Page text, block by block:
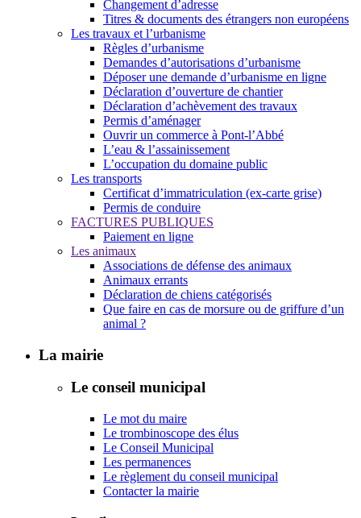
Changement d’adresse
Titres & documents des étrangers non européens
Les travaux et l’urbanisme
Règles d’urbanisme
Demandes d’autorisations d’urbanisme
Déposer une demande d’urbanisme en ligne
Déclaration d’ouverture de chantier
Déclaration d’achèvement des travaux
Permis d’aménager
Ouvrir un commerce à Pont-l’Abbé
L’eau & l’assainissement
L’occupation du domaine public
Les transports
Certificat d’immatriculation (ex-carte grise)
Permis de conduire
FACTURES PUBLIQUES
Paiement en ligne
Les animaux
Associations de défense des animaux
Animaux errants
Déclaration de chiens catégorisés
Que faire en cas de morsure ou de griffure d’un
animal ?
La mairie
Le conseil municipal
Le mot du maire
Le trombinoscope des élus
Le Conseil Municipal
Les permanences
Le règlement du conseil municipal
Contacter la mairie